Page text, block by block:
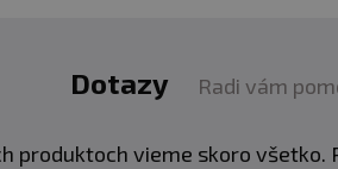
Dotazy Radi vám
produktoch vieme skoro všetko.